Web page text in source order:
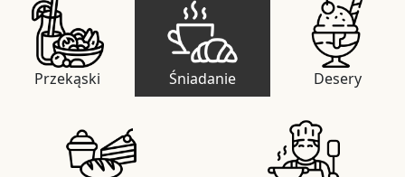
Przekąski Śniadanie Desery